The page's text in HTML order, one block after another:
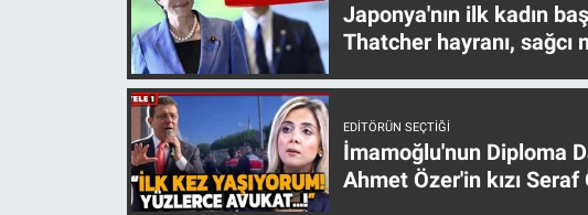
Japonya'nın ilk kadın
Thatcher hayranı, sağcı
EDITÖRÜN SEÇTIĞI
İmamoğlu'nun Diploma
Ahmet Özer'in kızı Seraf